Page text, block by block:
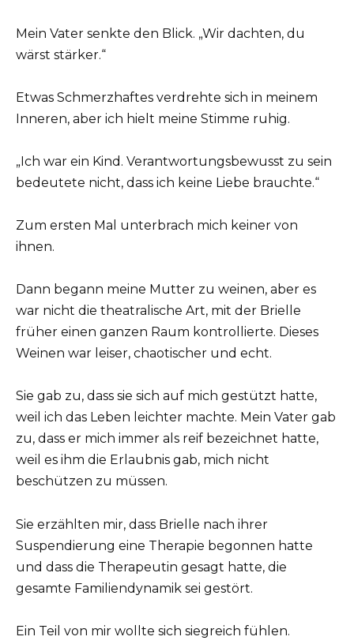
Mein Vater senkte den Blick. „Wir dachten, du
wärst stärker.“
Etwas Schmerzhaftes verdrehte sich in meinem
Inneren, aber ich hielt meine Stimme ruhig.
„Ich war ein Kind. Verantwortungsbewusst zu sein
bedeutete nicht, dass ich keine Liebe brauchte.“
Zum ersten Mal unterbrach mich keiner von
ihnen.
Dann begann meine Mutter zu weinen, aber es
war nicht die theatralische Art, mit der Brielle
früher einen ganzen Raum kontrollierte. Dieses
Weinen war leiser, chaotischer und echt.
Sie gab zu, dass sie sich auf mich gestützt hatte,
weil ich das Leben leichter machte. Mein Vater gab
zu, dass er mich immer als reif bezeichnet hatte,
weil es ihm die Erlaubnis gab, mich nicht
beschützen zu müssen.
Sie erzählten mir, dass Brielle nach ihrer
Suspendierung eine Therapie begonnen hatte
und dass die Therapeutin gesagt hatte, die
gesamte Familiendynamik sei gestört.
Ein Teil von mir wollte sich siegreich fühlen.